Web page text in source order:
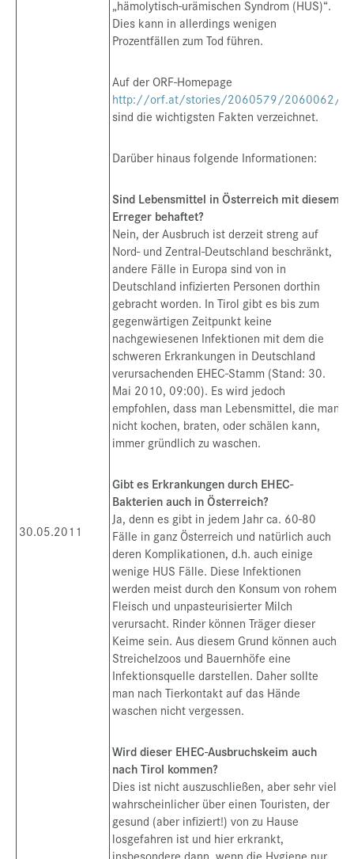
30.05.2011
„hämolytisch-urämischen Syndrom (HUS)“.
Dies kann in allerdings wenigen
Prozentfällen zum Tod führen.
Auf der ORF-Homepage
http://orf.at/stories/2060579/2060062/
sind die wichtigsten Fakten verzeichnet.
Darüber hinaus folgende Informationen:
Sind Lebensmittel in Österreich mit diesem
Erreger behaftet?
Nein, der Ausbruch ist derzeit streng auf
Nord- und Zentral-Deutschland beschränkt,
andere Fälle in Europa sind von in
Deutschland infizierten Personen dorthin
gebracht worden. In Tirol gibt es bis zum
gegenwärtigen Zeitpunkt keine
nachgewiesenen Infektionen mit dem die
schweren Erkrankungen in Deutschland
verursachenden EHEC-Stamm (Stand: 30.
Mai 2010, 09:00). Es wird jedoch
empfohlen, dass man Lebensmittel, die man
nicht kochen, braten, oder schälen kann,
immer gründlich zu waschen.
Gibt es Erkrankungen durch EHEC-
Bakterien auch in Österreich?
Ja, denn es gibt in jedem Jahr ca. 60-80
Fälle in ganz Österreich und natürlich auch
deren Komplikationen, d.h. auch einige
wenige HUS Fälle. Diese Infektionen
werden meist durch den Konsum von rohem
Fleisch und unpasteurisierter Milch
verursacht. Rinder können Träger dieser
Keime sein. Aus diesem Grund können auch
Streichelzoos und Bauernhöfe eine
Infektionsquelle darstellen. Daher sollte
man nach Tierkontakt auf das Hände
waschen nicht vergessen.
Wird dieser EHEC-Ausbruchskeim auch
nach Tirol kommen?
Dies ist nicht auszuschließen, aber sehr viel
wahrscheinlicher über einen Touristen, der
gesund (aber infiziert!) von zu Hause
losgefahren ist und hier erkrankt,
insbesondere dann, wenn die Hygiene nur